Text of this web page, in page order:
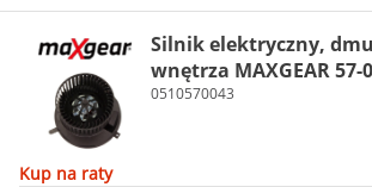
Silnik elektryczny,
wnętrza MAXGEAR 57-
0510570043
Kup na raty